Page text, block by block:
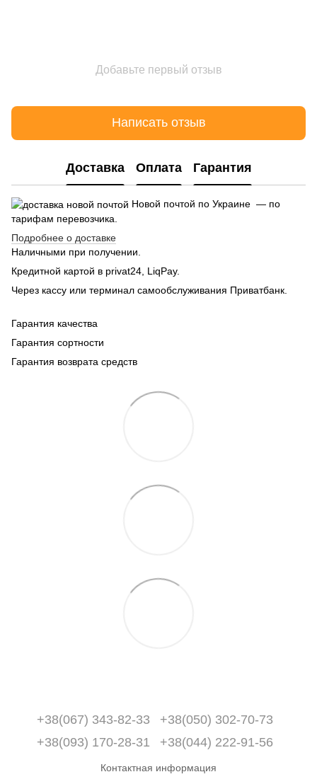
Добавьте первый отзыв
Написать отзыв
Доставка Оплата Гарантия
Новой почтой по Украине — по
тарифам перевозчика.
Подробнее о доставке
Наличными при получении.
Кредитной картой в privat24, LiqPay.
Через кассу или терминал самообслуживания Приватбанк.
Гарантия качества
Гарантия сортности
Гарантия возврата средств
+38(067) 343-82-33
+38(050) 302-70-73
+38(093) 170-28-31
+38(044) 222-91-56
Контактная информация